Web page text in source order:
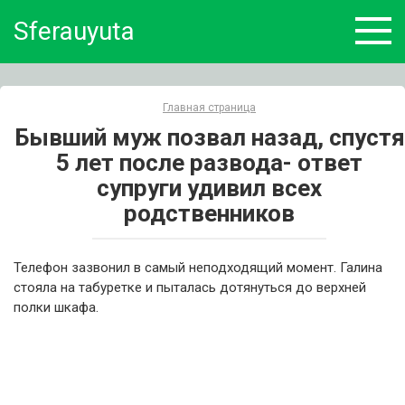
Sferauyuta
Главная страница
Бывший муж позвал назад, спустя
5 лет после развода- ответ
супруги удивил всех
родственников
Телефон зазвонил в самый неподходящий момент. Галина
стояла на табуретке и пыталась дотянуться до верхней
полки шкафа.